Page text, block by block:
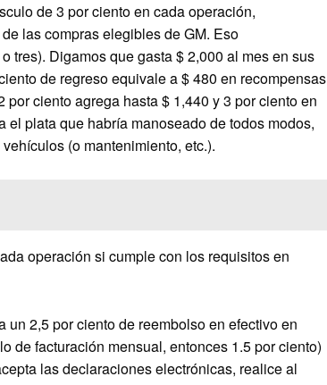
de 3 por ciento en cada operación,
las compras elegibles de GM. Eso
tres). Digamos que gasta $ 2,000 al mes en sus
de regreso equivale a $ 480 en recompensas
ciento agrega hasta $ 1,440 y 3 por ciento en
plata que habría manoseado de todos modos,
(o mantenimiento, etc.).
operación si cumple con los requisitos en
un 2,5 por ciento de reembolso en efectivo en
de facturación mensual, entonces 1.5 por ciento)
las declaraciones electrónicas, realice al